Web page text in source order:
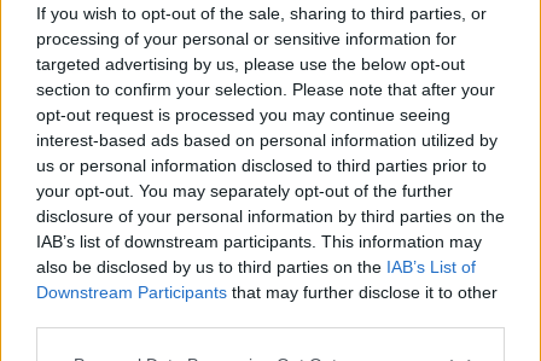
If you wish to opt-out of the sale, sharing to third parties, or
processing of your personal or sensitive information for
targeted advertising by us, please use the below opt-out
section to confirm your selection. Please note that after your
opt-out request is processed you may continue seeing
interest-based ads based on personal information utilized by
us or personal information disclosed to third parties prior to
your opt-out. You may separately opt-out of the further
disclosure of your personal information by third parties on the
IAB’s list of downstream participants. This information may
also be disclosed by us to third parties on the IAB’s List of
Downstream Participants that may further disclose it to other
“In parallelo alla crescita dei progetti, il 2023 ha visto la
continuazione e i primi effetti del processo di creazione di un quadro
regolamentare più definito e favorevole agli attori istituzionali –
spiegaGiacomo Vella, Direttore dell’Osservatorio Blockchain &
Web3 –. In Europa si contano già oltre 1.300 ‘operatori di valute
virtuali’ regolamentati e vigilati, di cui 131 in Italia. Inoltre, spinti
dall’inquadramento di questi strumenti nel MiCAr, alcuni attori
europei stanno sviluppando stablecoin ancorate all’euro in grado di
offrire piena programmabilità e interoperabilità con le applicazioni